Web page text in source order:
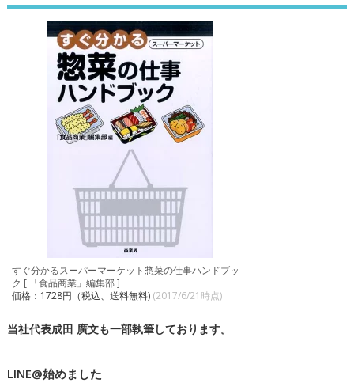
すぐ分かるスーパーマーケット惣菜の仕事ハンドブッ
ク [ 「食品商業」編集部 ]
価格：1728円（税込、送料無料) (2017/6/21時点)
当社代表成田 廣文も一部執筆しております。
LINE@始めました